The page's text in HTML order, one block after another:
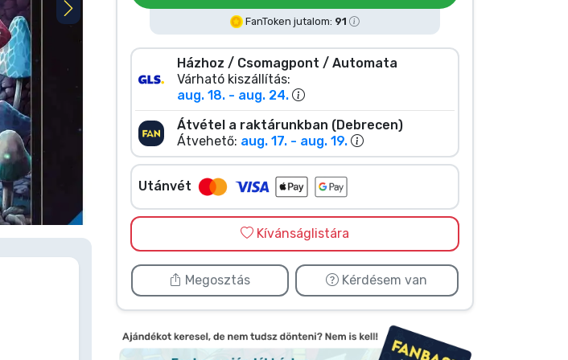
FanToken jutalom: 91
Házhoz / Csomagpont / Automata
Várható kiszállítás:
aug. 18. - aug. 24.
Átvétel a raktárunkban (Debrecen)
Átvehető: aug. 17. - aug. 19.
Utánvét
Kívánságlistára
Megosztás Kérdésem van